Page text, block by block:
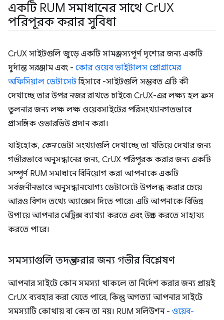
একটি RUM সমাধানের সাথে CrUX
পরিপূরক করার সুবিধা
CrUX সাইটগুলি জুড়ে একটি সামঞ্জস্যপূর্ণ দৃশ্যের জন্য একটি
দুর্দান্ত সরঞ্জাম এবং - কোর ওয়েব ভাইটালস প্রোগ্রামের
অফিসিয়াল ডেটাসেটহিসাবে -সাইটগুলি সম্ভবত এটি কী
দেখাচ্ছে তার উপর নজর রাখতে চাইবে৷ CrUX-এর লক্ষ্য হল ক্রস
তুলনার জন্য লক্ষ লক্ষ ওয়েবসাইটের পরিসংখ্যানগতভাবে
প্রাসঙ্গিক ওভারভিউ প্রদান করা।
যাইহোক, কেনডেটা সংখ্যাগুলি দেখাচ্ছে তা খতিয়ে দেখার জন্য
গভীরভাবে অনুসন্ধানের জন্য, CrUX পরিপূরক করার জন্য একটি
সম্পূর্ণ RUM সমাধানে বিনিয়োগ করা আপনাকে একটি
সর্বজনীনভাবে অনুসন্ধানযোগ্য ডেটাসেটে উপলব্ধ করার চেয়ে
আরও বিশদ তথ্যে অ্যাক্সেস দিতে পারে। এটি আপনাকে বিভিন্ন
উপায়ে আপনার মেট্রিক্স ব্যাখ্যা করতে এবং উন্নত করতে সাহায্য
করতে পারে।
সমস্যাগুলি তদন্ত করার জন্য গভীর বিশ্লেষণ
আপনার সাইটে কোন সমস্যা থাকলে তা নির্দেশ করার জন্য প্রায়ই
CrUX ব্যবহার করা যেতে পারে, কিন্তু অগত্যা আপনার সাইটে
সমস্যাটি কোথায় বা কেন তা নয়। RUM সলিউশন - ওয়েব-